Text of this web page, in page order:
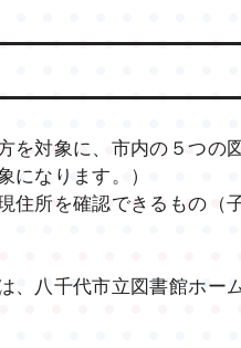
を対象に、市内の５つの
になります。）
住所を確認できるもの（
八千代市立図書館ホー